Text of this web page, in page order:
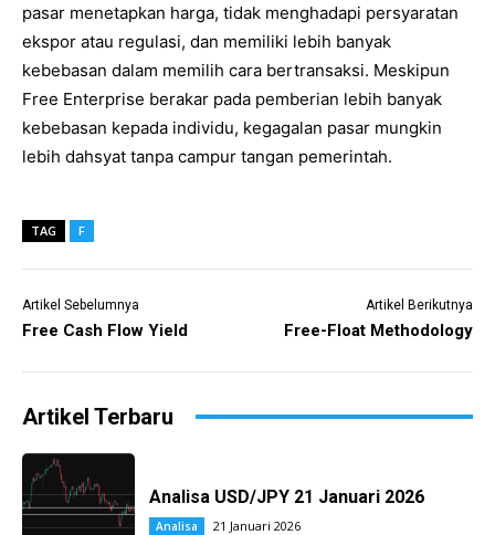
pasar menetapkan harga, tidak menghadapi persyaratan
ekspor atau regulasi, dan memiliki lebih banyak
kebebasan dalam memilih cara bertransaksi. Meskipun
Free Enterprise berakar pada pemberian lebih banyak
kebebasan kepada individu, kegagalan pasar mungkin
lebih dahsyat tanpa campur tangan pemerintah.
TAG F
Artikel Sebelumnya
Free Cash Flow Yield
Artikel Berikutnya
Free-Float Methodology
Artikel Terbaru
Analisa USD/JPY 21 Januari 2026
Analisa 21 Januari 2026